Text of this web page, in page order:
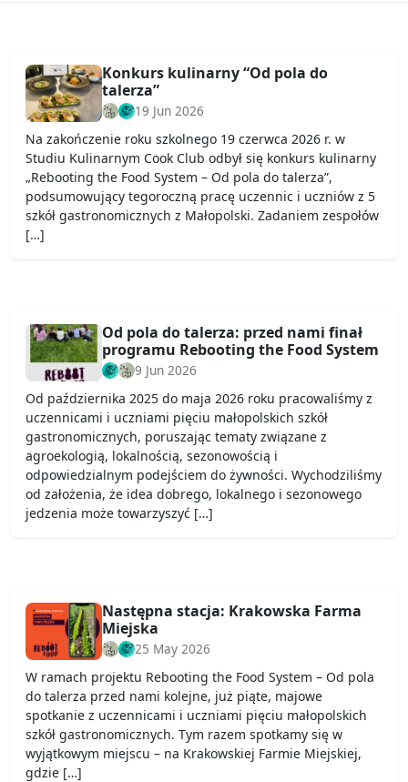
Konkurs kulinarny “Od pola do
talerza”
19 Jun 2026
Na zakończenie roku szkolnego 19 czerwca 2026 r. w
Studiu Kulinarnym Cook Club odbył się konkurs kulinarny
„Rebooting the Food System – Od pola do talerza”,
podsumowujący tegoroczną pracę uczennic i uczniów z 5
szkół gastronomicznych z Małopolski. Zadaniem zespołów
[…]
Od pola do talerza: przed nami finał
programu Rebooting the Food System
9 Jun 2026
Od października 2025 do maja 2026 roku pracowaliśmy z
uczennicami i uczniami pięciu małopolskich szkół
gastronomicznych, poruszając tematy związane z
agroekologią, lokalnością, sezonowością i
odpowiedzialnym podejściem do żywności. Wychodziliśmy
od założenia, że idea dobrego, lokalnego i sezonowego
jedzenia może towarzyszyć […]
Następna stacja: Krakowska Farma
Miejska
25 May 2026
W ramach projektu Rebooting the Food System – Od pola
do talerza przed nami kolejne, już piąte, majowe
spotkanie z uczennicami i uczniami pięciu małopolskich
szkół gastronomicznych. Tym razem spotkamy się w
wyjątkowym miejscu – na Krakowskiej Farmie Miejskiej,
gdzie […]